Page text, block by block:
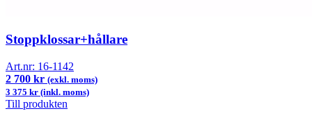
Stoppklossar+hållare
Art.nr: 16-1142
2 700 kr (exkl. moms)
3 375 kr (inkl. moms)
Till produkten